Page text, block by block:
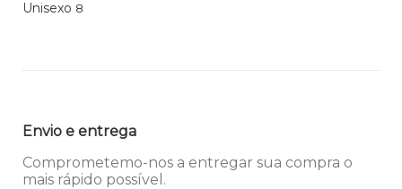
Unisexo 8
Envio e entrega
Comprometemo-nos a entregar sua compra o
mais rápido possível.